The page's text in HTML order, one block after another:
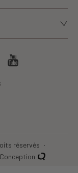
à 17h00
réservés
Conception